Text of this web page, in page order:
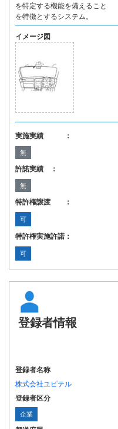
を特定する機能を備えること
を特徴とするシステム。
イメージ図
実施実績 ：
無
許諾実績 ：
無
特許権譲渡 ：
可
特許権実施許諾：
可
登録者情報
登録者名称
株式会社ユピテル
登録者区分
企業